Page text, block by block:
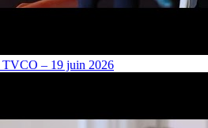
TVCO – 19 juin 2026